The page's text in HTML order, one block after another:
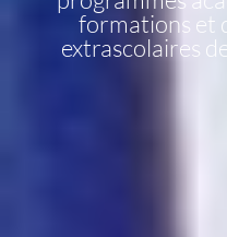
formations et
extrascolaires